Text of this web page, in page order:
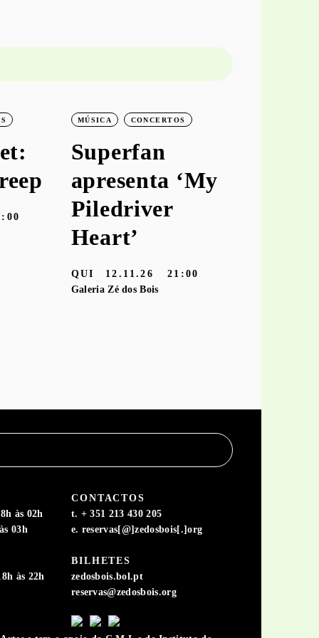
MÚSICA CONCERTOS
Superfan
apresenta ‘My
Piledriver
Heart’
QUI 12.11.26
21:00
Galeria Zé dos Bois
às 02h
03h
às 22h
CONTACTOS
t. + 351 213 430 205
e. reservas[@]zedosbois[.]org
BILHETES
zedosbois.bol.pt
reservas@zedosbois.org